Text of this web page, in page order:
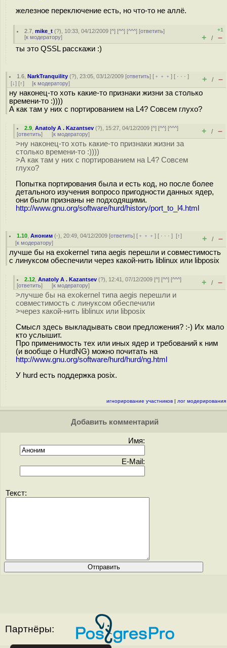
железное переключение есть, но что-то не аллё.
2.7 ,mike_t (?), 10:33, 04/12/2009 [^] [^^] [^^^] [ответить]
[к модератору]
+1
+ / –
ты это QSSL расскажи :)
1.6 ,NarkTranquility (?), 23:05, 03/12/2009 [ответить] [ ﹢﹢﹢] [ · · ·]
[↓] [↑] [к модератору] + / –
ну наконец-то хоть какие-то признаки жизни за столько
времени-то :))))
А как там у них с портированием на L4? Совсем глухо?
2.9 ,Anatoly A . Kazantsev (?), 15:27, 04/12/2009 [^] [^^] [^^^]
[ответить] [к модератору] + / –
>ну наконец-то хоть какие-то признаки жизни за
столько времени-то :))))
>А как там у них с портированием на L4? Совсем
глухо?
Попытка портирования была и есть код, но после более
детального изучения вопросо пригодности данных ядер,
они были признаны не подходящими.
http://www.gnu.org/software/hurd/history/port_to_l4.html
1.10 ,Аноним (-), 20:49, 04/12/2009 [ответить] [ ﹢﹢﹢] [ · · ·][↑]
[к модератору] + / –
лучше бы на exokernel типа aegis перешли и совместимость
с линуксом обеспечили через какой-нить liblinux или libposix
2.12 ,Anatoly A . Kazantsev (?), 12:41, 07/12/2009 [^] [^^] [^^^]
[ответить] [к модератору] + / –
>лучше бы на exokernel типа aegis перешли и
совместимость с линуксом обеспечили
>через какой-нить liblinux или libposix
Смысл здесь выкладывать свои предложения? :-) Их мало
кто услышит.
Про применимость тех или иных ядер и требований к ним
(и вообще о HurdNG) можно почитать на
http://www.gnu.org/software/hurd/hurd/ng.html
У hurd есть поддержка posix.
игнорирование участников | лог модерирования
Добавить комментарий
Имя:
E-Mail:
Текст:
Партнёры: